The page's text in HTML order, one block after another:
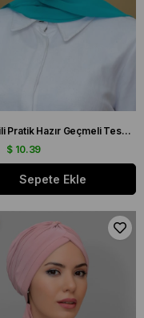
P. Yeşili Pratik Hazır Geçmeli Tesettür Bone Sandy Kumaş Güllü İşlemeli Şifon Atkılı 1206A_19
$ 10.39
Sepete Ekle